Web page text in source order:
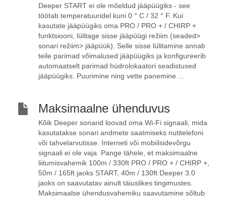
Deeper START ei ole mõeldud jääpüügiks - see
töötab temperatuuridel kuni 0 ° C / 32 ° F. Kui
kasutate jääpüügiks oma PRO / PRO + / CHIRP +
funktsiooni, lülitage sisse jääpüügi režiim (seaded>
sonari režiim> jääpüük). Selle sisse lülitamine annab
teile parimad võimalused jääpüügiks ja konfigureerib
automaatselt parimad hüdrolokaatori seadistused
jääpüügiks. Puurimine ning vette panemine ...
Maksimaalne ühenduvus
Kõik Deeper sonarid loovad oma Wi-Fi signaali, mida
kasutatakse sonari andmete saatmiseks nutitelefoni
või tahvelarvutisse. Interneti või mobiilsidevõrgu
signaali ei ole vaja. Pange tähele, et maksimaalne
liitumisvahemik 100m / 330ft PRO / PRO + / CHIRP +,
50m / 165ft jaoks START, 40m / 130ft Deeper 3.0
jaoks on saavutatav ainult täiuslikes tingimustes.
Maksimaalse ühendusvahemiku saavutamine sõltub